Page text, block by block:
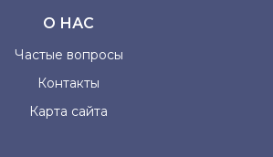
О НАС
Частые вопросы
Контакты
Карта сайта